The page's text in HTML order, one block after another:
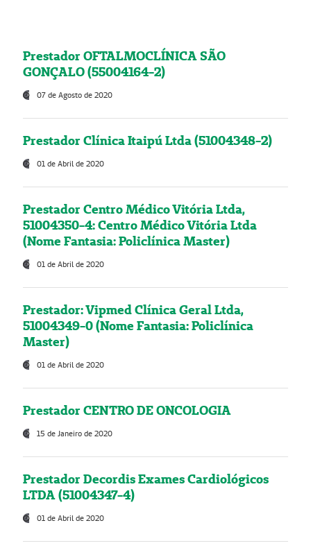
Prestador OFTALMOCLÍNICA SÃO
GONÇALO (55004164-2)
07 de Agosto de 2020
Prestador Clínica Itaipú Ltda (51004348-2)
01 de Abril de 2020
Prestador Centro Médico Vitória Ltda,
51004350-4: Centro Médico Vitória Ltda
(Nome Fantasia: Policlínica Master)
01 de Abril de 2020
Prestador: Vipmed Clínica Geral Ltda,
51004349-0 (Nome Fantasia: Policlínica
Master)
01 de Abril de 2020
Prestador CENTRO DE ONCOLOGIA
15 de Janeiro de 2020
Prestador Decordis Exames Cardiológicos
LTDA (51004347-4)
01 de Abril de 2020